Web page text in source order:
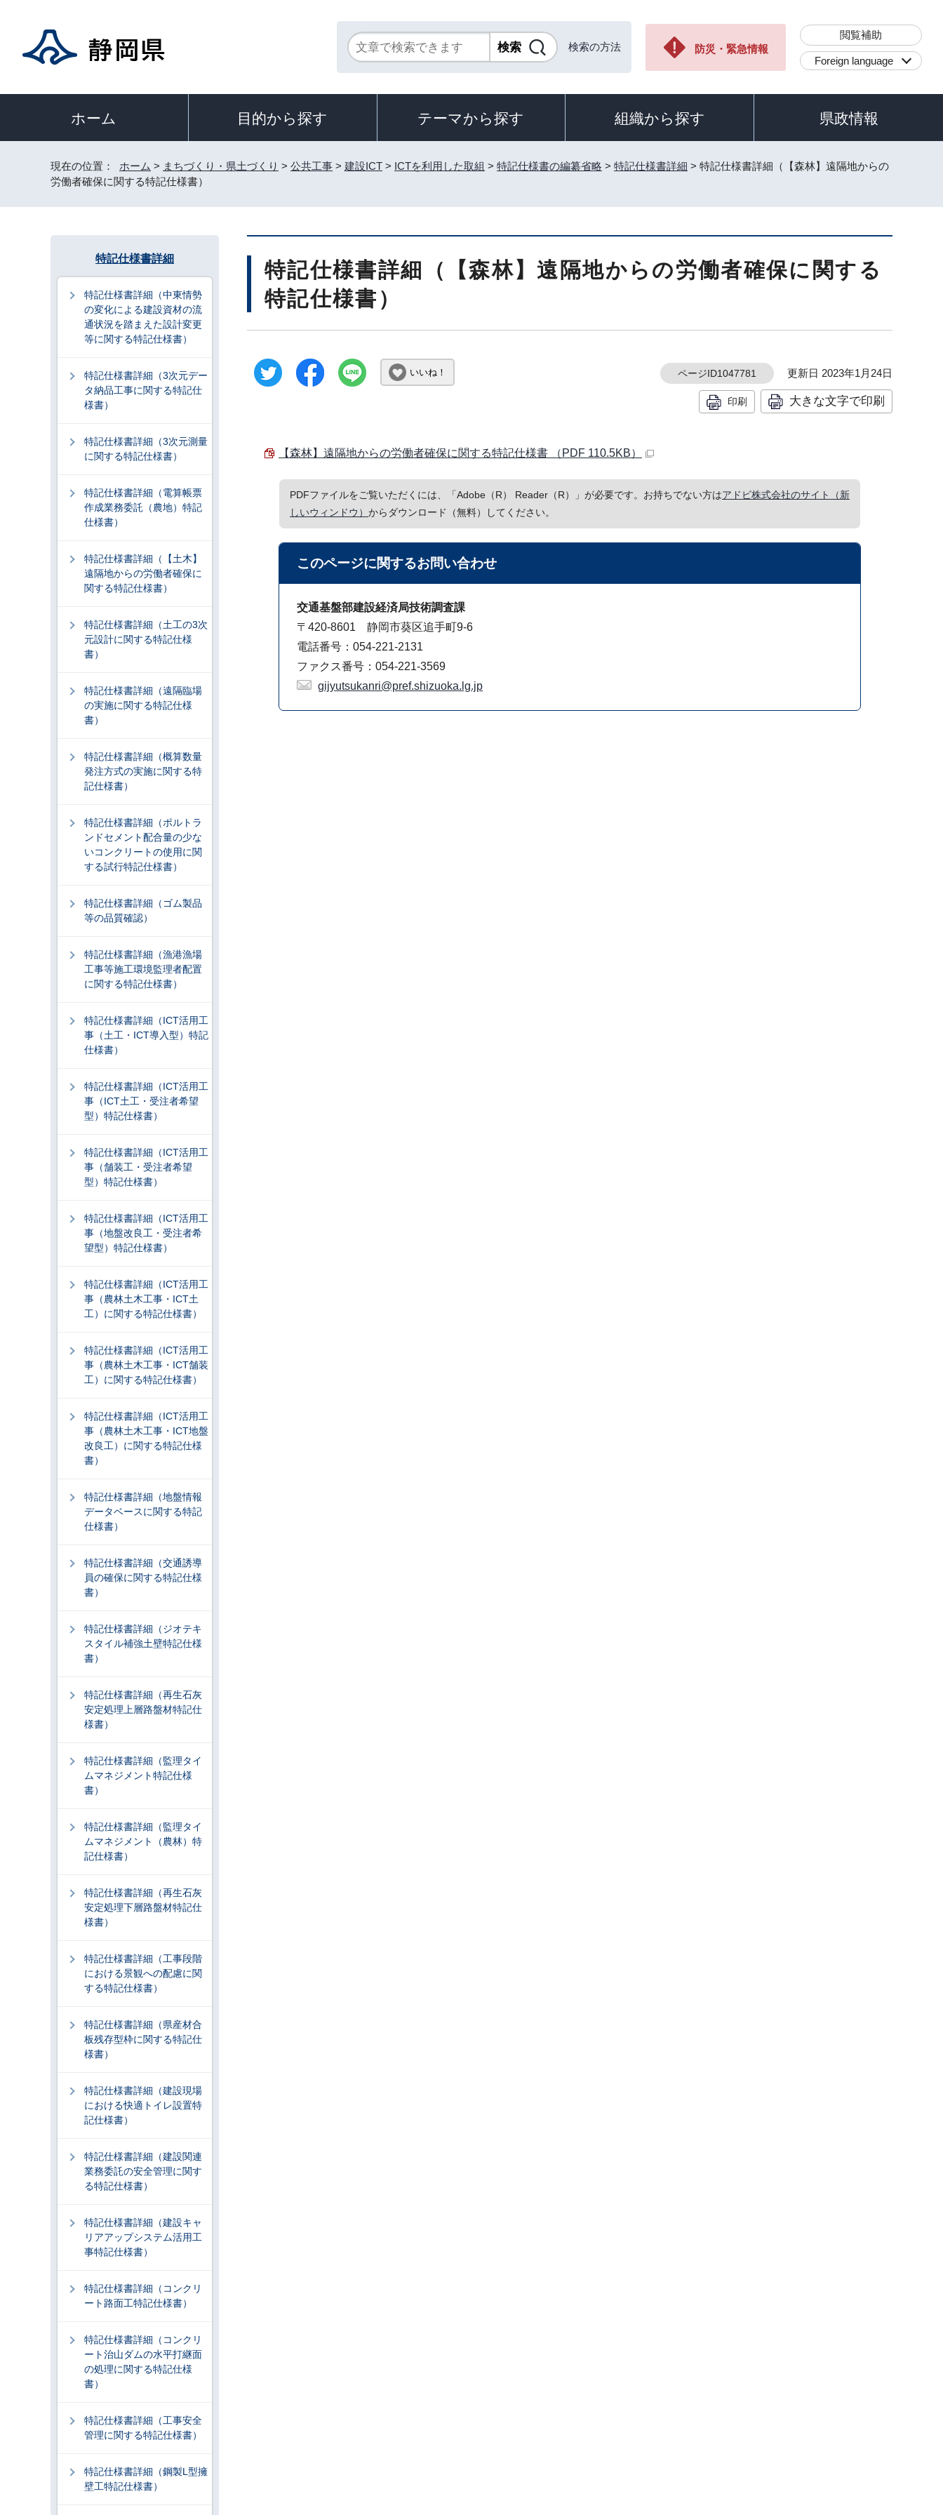
検索の方法 防災・緊急情報
閲覧補助
Foreign language
ホーム 目的から探す テーマから探す 組織から探す 県政情報
現在の位置： ホーム > まちづくり・県土づくり > 公共工事 > 建設ICT > ICTを利用した取組 > 特記仕様書の編纂省略 > 特記仕様書詳細 > 特記仕様書詳細（【森林】遠隔地からの
労働者確保に関する特記仕様書）
特記仕様書詳細（【森林】遠隔地からの労働者確保に関する
特記仕様書）
いいね！ ページID1047781 更新日 2023年1月24日
印刷 大きな文字で印刷
【森林】遠隔地からの労働者確保に関する特記仕様書 （PDF 110.5KB）
PDFファイルをご覧いただくには、「Adobe（R） Reader（R）」が必要です。お持ちでない方はアドビ株式会社のサイト（新
しいウィンドウ） からダウンロード（無料）してください。
このページに関するお問い合わせ
交通基盤部建設経済局技術調査課
〒420-8601 静岡市葵区追手町9-6
電話番号：054-221-2131
ファクス番号：054-221-3569
gijyutsukanri@pref.shizuoka.lg.jp
特記仕様書詳細
特記仕様書詳細（中東情勢
の変化による建設資材の流
通状況を踏まえた設計変更
等に関する特記仕様書）
特記仕様書詳細（3次元デー
タ納品工事に関する特記仕
様書）
特記仕様書詳細（3次元測量
に関する特記仕様書）
特記仕様書詳細（電算帳票
作成業務委託（農地）特記
仕様書）
特記仕様書詳細（【土木】
遠隔地からの労働者確保に
関する特記仕様書）
特記仕様書詳細（土工の3次
元設計に関する特記仕様
書）
特記仕様書詳細（遠隔臨場
の実施に関する特記仕様
書）
特記仕様書詳細（概算数量
発注方式の実施に関する特
記仕様書）
特記仕様書詳細（ポルトラ
ンドセメント配合量の少な
いコンクリートの使用に関
する試行特記仕様書）
特記仕様書詳細（ゴム製品
等の品質確認）
特記仕様書詳細（漁港漁場
工事等施工環境監理者配置
に関する特記仕様書）
特記仕様書詳細（ICT活用工
事（土工・ICT導入型）特記
仕様書）
特記仕様書詳細（ICT活用工
事（ICT土工・受注者希望
型）特記仕様書）
特記仕様書詳細（ICT活用工
事（舗装工・受注者希望
型）特記仕様書）
特記仕様書詳細（ICT活用工
事（地盤改良工・受注者希
望型）特記仕様書）
特記仕様書詳細（ICT活用工
事（農林土木工事・ICT土
工）に関する特記仕様書）
特記仕様書詳細（ICT活用工
事（農林土木工事・ICT舗装
工）に関する特記仕様書）
特記仕様書詳細（ICT活用工
事（農林土木工事・ICT地盤
改良工）に関する特記仕様
書）
特記仕様書詳細（地盤情報
データベースに関する特記
仕様書）
特記仕様書詳細（交通誘導
員の確保に関する特記仕様
書）
特記仕様書詳細（ジオテキ
スタイル補強土壁特記仕様
書）
特記仕様書詳細（再生石灰
安定処理上層路盤材特記仕
様書）
特記仕様書詳細（監理タイ
ムマネジメント特記仕様
書）
特記仕様書詳細（監理タイ
ムマネジメント（農林）特
記仕様書）
特記仕様書詳細（再生石灰
安定処理下層路盤材特記仕
様書）
特記仕様書詳細（工事段階
における景観への配慮に関
する特記仕様書）
特記仕様書詳細（県産材合
板残存型枠に関する特記仕
様書）
特記仕様書詳細（建設現場
における快適トイレ設置特
記仕様書）
特記仕様書詳細（建設関連
業務委託の安全管理に関す
る特記仕様書）
特記仕様書詳細（建設キャ
リアアップシステム活用工
事特記仕様書）
特記仕様書詳細（コンクリ
ート路面工特記仕様書）
特記仕様書詳細（コンクリ
ート治山ダムの水平打継面
の処理に関する特記仕様
書）
特記仕様書詳細（工事安全
管理に関する特記仕様書）
特記仕様書詳細（鋼製L型擁
壁工特記仕様書）